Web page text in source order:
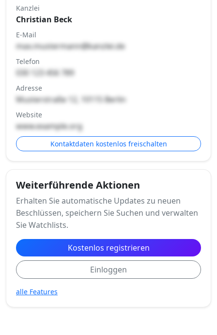
Kanzlei
Christian Beck
E-Mail
max.mustermann@kanzlei.de
Telefon
030 123 456 789
Adresse
Musterstraße 12, 10115 Berlin
Website
www.example.org
Kontaktdaten kostenlos freischalten
Weiterführende Aktionen
Erhalten Sie automatische Updates zu neuen
Beschlüssen, speichern Sie Suchen und verwalten
Sie Watchlists.
Kostenlos registrieren
Einloggen
alle Features